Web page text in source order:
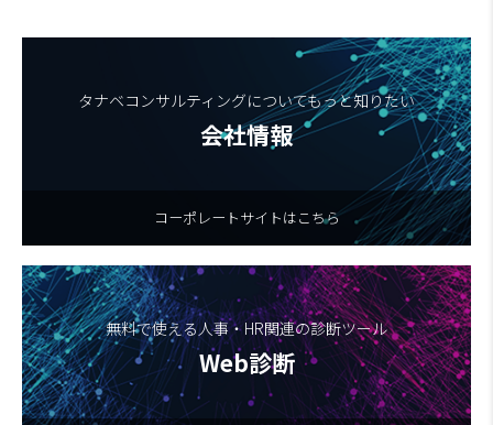
タナベコンサルティングについてもっと知りたい
会社情報
コーポレートサイトはこちら
無料で使える人事・HR関連の診断ツール
Web診断